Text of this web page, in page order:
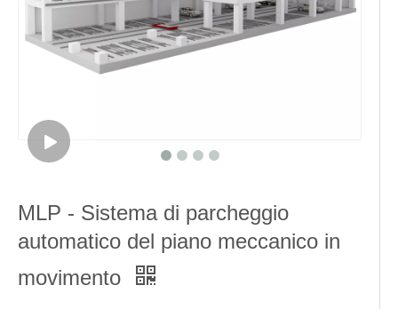
MLP - Sistema di parcheggio
automatico del piano meccanico in
movimento